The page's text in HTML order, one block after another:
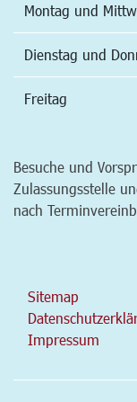
Montag und
Dienstag und
Freitag
Besuche und
Zulassungsstelle
nach
Sitemap
Impressum